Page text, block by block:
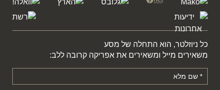
כל ניוזלטר, הוא התחלה של מסע
משאירים מייל ומשאירים את אפריקה קרובה ללב: